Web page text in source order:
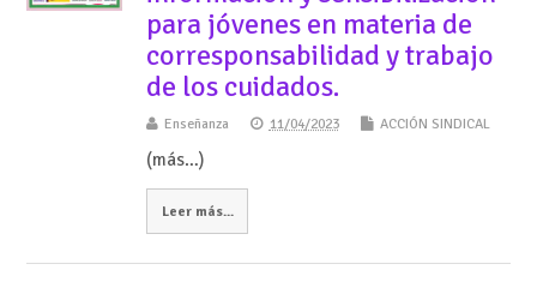
para jóvenes en materia de
corresponsabilidad y trabajo
de los cuidados.
Enseñanza 11/04/2023 ACCIÓN SINDICAL
(más…)
Leer más...